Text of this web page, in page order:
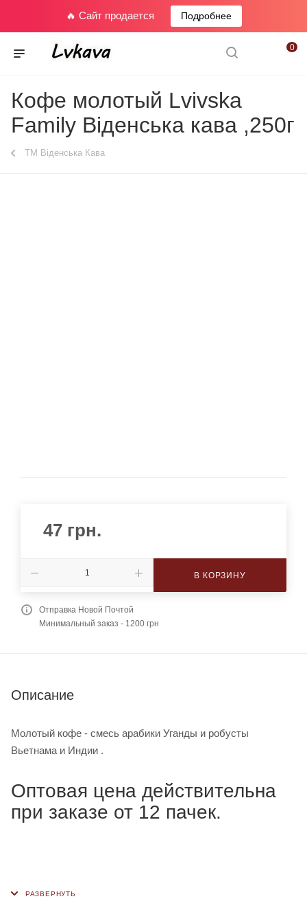
🔥 Сайт продается Подробнее
0
Кофе молотый Lvivska
Family Віденська кава ,250г
ТМ Віденська Кава
47 грн.
В КОРЗИНУ
Отправка Новой Почтой
Минимальный заказ - 1200 грн
Описание
Молотый кофе - смесь арабики Уганды и робусты
Вьетнама и Индии .
Оптовая цена действительна
при заказе от 12 пачек.